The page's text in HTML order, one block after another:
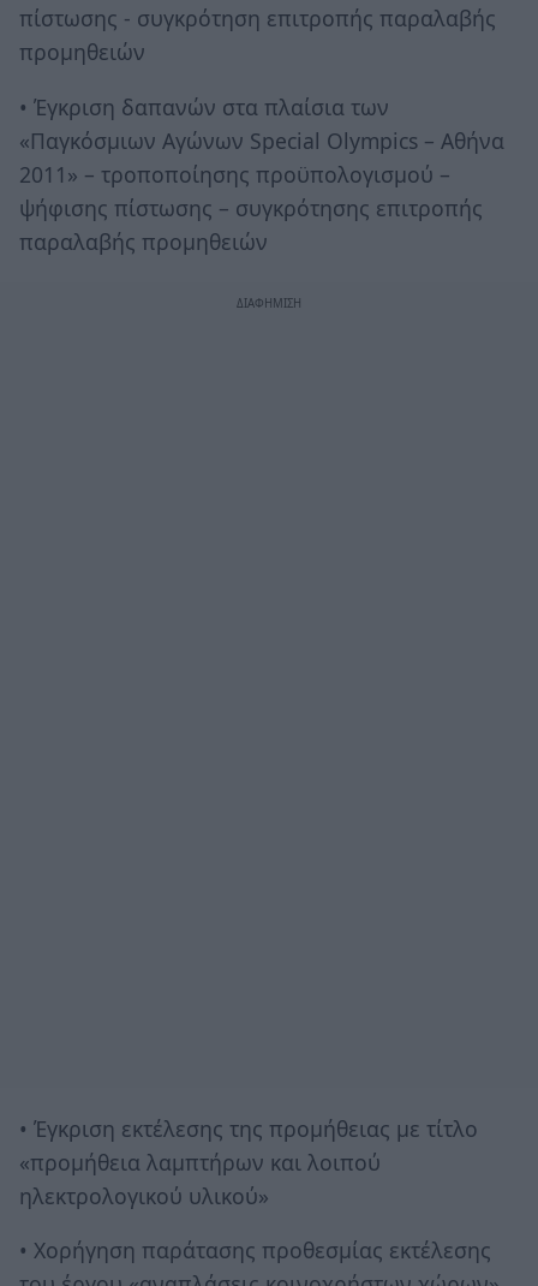
πίστωσης - συγκρότηση επιτροπής παραλαβής
προμηθειών
• Έγκριση δαπανών στα πλαίσια των
«Παγκόσμιων Αγώνων Special Olympics – Αθήνα
2011» – τροποποίησης προϋπολογισμού –
ψήφισης πίστωσης – συγκρότησης επιτροπής
παραλαβής προμηθειών
• Έγκριση εκτέλεσης της προμήθειας με τίτλο
«προμήθεια λαμπτήρων και λοιπού
ηλεκτρολογικού υλικού»
• Χορήγηση παράτασης προθεσμίας εκτέλεσης